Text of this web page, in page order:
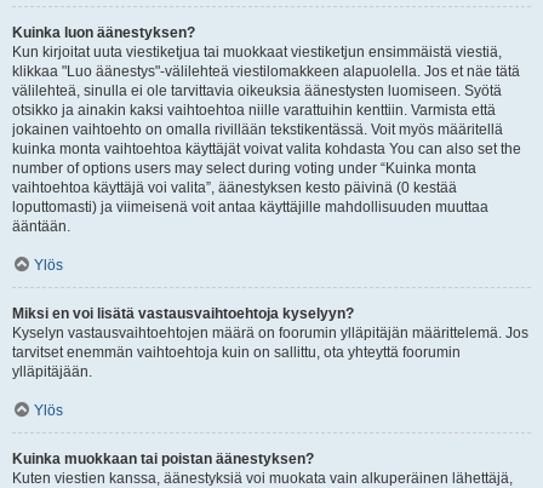
Kuinka luon äänestyksen?
Kun kirjoitat uuta viestiketjua tai muokkaat viestiketjun ensimmäistä viestiä,
klikkaa "Luo äänestys"-välilehteä viestilomakkeen alapuolella. Jos et näe tätä
välilehteä, sinulla ei ole tarvittavia oikeuksia äänestysten luomiseen. Syötä
otsikko ja ainakin kaksi vaihtoehtoa niille varattuihin kenttiin. Varmista että
jokainen vaihtoehto on omalla rivillään tekstikentässä. Voit myös määritellä
kuinka monta vaihtoehtoa käyttäjät voivat valita kohdasta You can also set the
number of options users may select during voting under “Kuinka monta
vaihtoehtoa käyttäjä voi valita”, äänestyksen kesto päivinä (0 kestää
loputtomasti) ja viimeisenä voit antaa käyttäjille mahdollisuuden muuttaa
ääntään.
Ylös
Miksi en voi lisätä vastausvaihtoehtoja kyselyyn?
Kyselyn vastausvaihtoehtojen määrä on foorumin ylläpitäjän määrittelemä. Jos
tarvitset enemmän vaihtoehtoja kuin on sallittu, ota yhteyttä foorumin
ylläpitäjään.
Ylös
Kuinka muokkaan tai poistan äänestyksen?
Kuten viestien kanssa, äänestyksiä voi muokata vain alkuperäinen lähettäjä,